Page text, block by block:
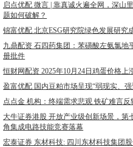
启点优配 微言 | 靠真诚火遍全网，深山
题如何破解？
锦富优配 北京ESG研究院绿色发展研究
九鼎配资 石四药集团：苯磺酸左氨氯地
册批件
恒财网配资 2025年10月24日鸡蛋价格上
盈富优配 国内豆粕市场呈现“弱现实、强
点点金 机构：终端需求悲观 铁矿难言反
大牛证券港股 开放产业级创新场景，第
角集成电路技能竞赛落幕
宏泰证券 东材科技: 四川东材科技集团